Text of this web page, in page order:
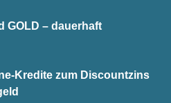
GOLD – dauerhaft
Kredite zum Discountzins